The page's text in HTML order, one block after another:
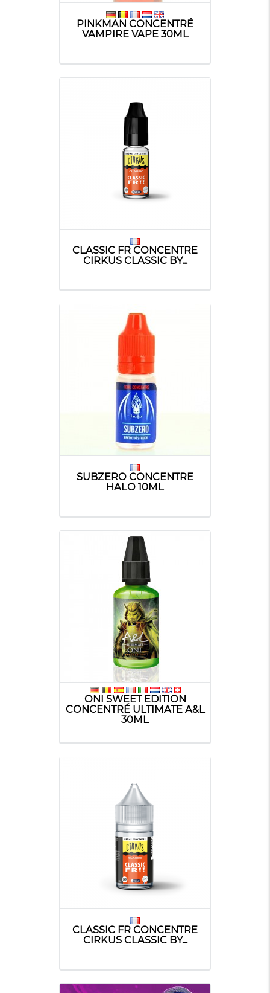
PINKMAN CONCENTRÉ
VAMPIRE VAPE 30ML
CLASSIC FR CONCENTRE
CIRKUS CLASSIC BY...
SUBZERO CONCENTRE
HALO 10ML
ONI SWEET EDITION
CONCENTRÉ ULTIMATE A&L
30ML
CLASSIC FR CONCENTRE
CIRKUS CLASSIC BY...